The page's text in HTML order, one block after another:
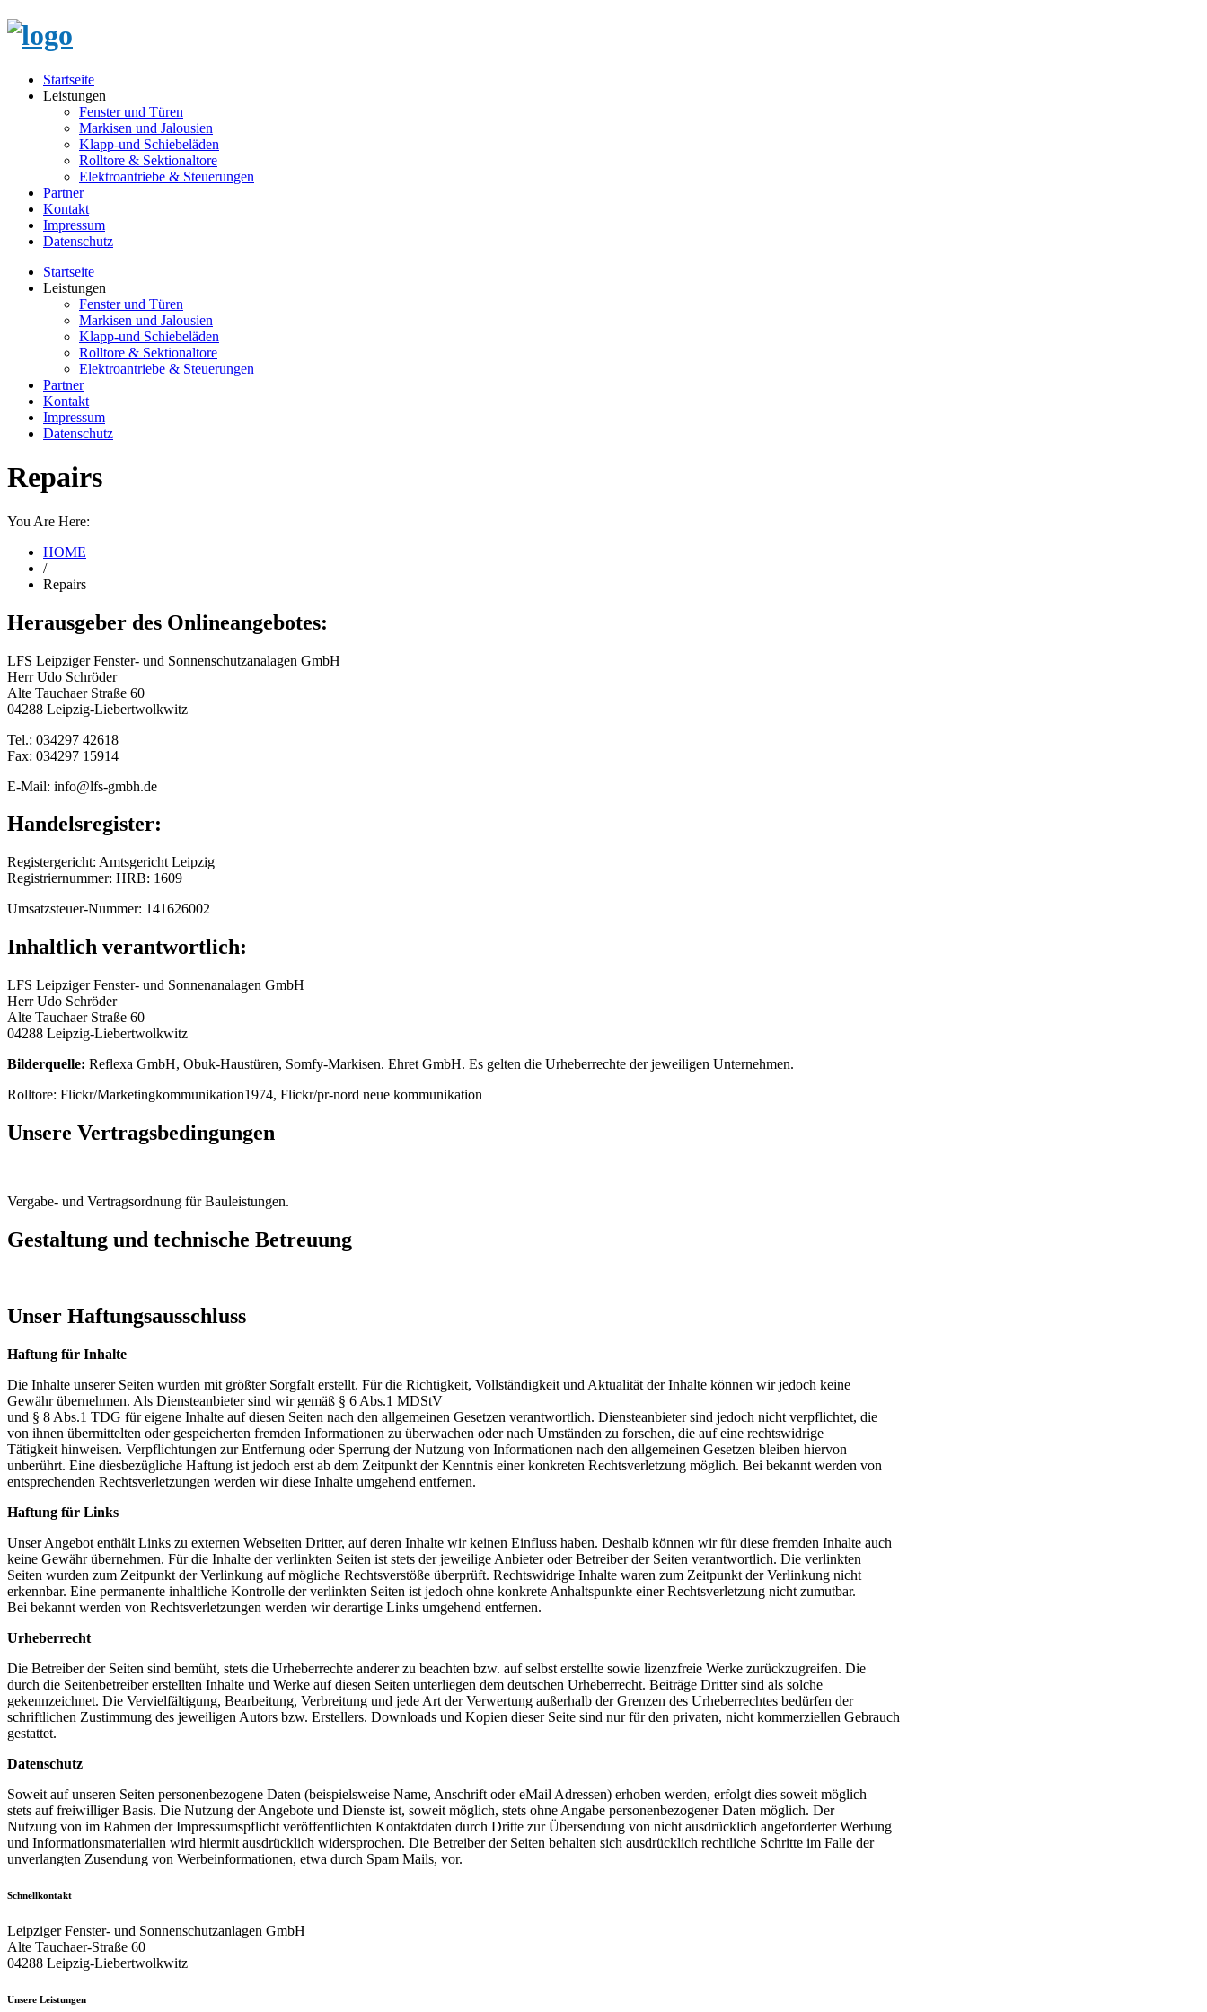
Startseite
Leistungen
Fenster und Türen
Markisen und Jalousien
Klapp-und Schiebeläden
Rolltore & Sektionaltore
Elektroantriebe & Steuerungen
Partner
Kontakt
Impressum
Datenschutz
Startseite
Leistungen
Fenster und Türen
Markisen und Jalousien
Klapp-und Schiebeläden
Rolltore & Sektionaltore
Elektroantriebe & Steuerungen
Partner
Kontakt
Impressum
Datenschutz
Repairs
You Are Here:
HOME
/
Repairs
Herausgeber des Onlineangebotes:
LFS Leipziger Fenster- und Sonnenschutzanalagen GmbH
Herr Udo Schröder
Alte Tauchaer Straße 60
04288 Leipzig-Liebertwolkwitz
Tel.: 034297 42618
Fax: 034297 15914
E-Mail: info@lfs-gmbh.de
Handelsregister:
Registergericht: Amtsgericht Leipzig
Registriernummer: HRB: 1609
Umsatzsteuer-Nummer: 141626002
Inhaltlich verantwortlich:
LFS Leipziger Fenster- und Sonnenanalagen GmbH
Herr Udo Schröder
Alte Tauchaer Straße 60
04288 Leipzig-Liebertwolkwitz
Bilderquelle: Reflexa GmbH, Obuk-Haustüren, Somfy-Markisen. Ehret GmbH. Es gelten die Urheberrechte der jeweiligen Unternehmen.
Rolltore: Flickr/Marketingkommunikation1974, Flickr/pr-nord neue kommunikation
Unsere Vertragsbedingungen
Vergabe- und Vertragsordnung für Bauleistungen.
Gestaltung und technische Betreuung
Unser Haftungsausschluss
Haftung für Inhalte
Die Inhalte unserer Seiten wurden mit größter Sorgfalt erstellt. Für die Richtigkeit, Vollständigkeit und Aktualität der Inhalte können wir jedoch keine
Gewähr übernehmen. Als Diensteanbieter sind wir gemäß § 6 Abs.1 MDStV
und § 8 Abs.1 TDG für eigene Inhalte auf diesen Seiten nach den allgemeinen Gesetzen verantwortlich. Diensteanbieter sind jedoch nicht verpflichtet, die
von ihnen übermittelten oder gespeicherten fremden Informationen zu überwachen oder nach Umständen zu forschen, die auf eine rechtswidrige
Tätigkeit hinweisen. Verpflichtungen zur Entfernung oder Sperrung der Nutzung von Informationen nach den allgemeinen Gesetzen bleiben hiervon
unberührt. Eine diesbezügliche Haftung ist jedoch erst ab dem Zeitpunkt der Kenntnis einer konkreten Rechtsverletzung möglich. Bei bekannt werden von
entsprechenden Rechtsverletzungen werden wir diese Inhalte umgehend entfernen.
Haftung für Links
Unser Angebot enthält Links zu externen Webseiten Dritter, auf deren Inhalte wir keinen Einfluss haben. Deshalb können wir für diese fremden Inhalte auch
keine Gewähr übernehmen. Für die Inhalte der verlinkten Seiten ist stets der jeweilige Anbieter oder Betreiber der Seiten verantwortlich. Die verlinkten
Seiten wurden zum Zeitpunkt der Verlinkung auf mögliche Rechtsverstöße überprüft. Rechtswidrige Inhalte waren zum Zeitpunkt der Verlinkung nicht
erkennbar. Eine permanente inhaltliche Kontrolle der verlinkten Seiten ist jedoch ohne konkrete Anhaltspunkte einer Rechtsverletzung nicht zumutbar.
Bei bekannt werden von Rechtsverletzungen werden wir derartige Links umgehend entfernen.
Urheberrecht
Die Betreiber der Seiten sind bemüht, stets die Urheberrechte anderer zu beachten bzw. auf selbst erstellte sowie lizenzfreie Werke zurückzugreifen. Die
durch die Seitenbetreiber erstellten Inhalte und Werke auf diesen Seiten unterliegen dem deutschen Urheberrecht. Beiträge Dritter sind als solche
gekennzeichnet. Die Vervielfältigung, Bearbeitung, Verbreitung und jede Art der Verwertung außerhalb der Grenzen des Urheberrechtes bedürfen der
schriftlichen Zustimmung des jeweiligen Autors bzw. Erstellers. Downloads und Kopien dieser Seite sind nur für den privaten, nicht kommerziellen Gebrauch
gestattet.
Datenschutz
Soweit auf unseren Seiten personenbezogene Daten (beispielsweise Name, Anschrift oder eMail Adressen) erhoben werden, erfolgt dies soweit möglich
stets auf freiwilliger Basis. Die Nutzung der Angebote und Dienste ist, soweit möglich, stets ohne Angabe personenbezogener Daten möglich. Der
Nutzung von im Rahmen der Impressumspflicht veröffentlichten Kontaktdaten durch Dritte zur Übersendung von nicht ausdrücklich angeforderter Werbung
und Informationsmaterialien wird hiermit ausdrücklich widersprochen. Die Betreiber der Seiten behalten sich ausdrücklich rechtliche Schritte im Falle der
unverlangten Zusendung von Werbeinformationen, etwa durch Spam Mails, vor.
Schnellkontakt
Leipziger Fenster- und Sonnenschutzanlagen GmbH
Alte Tauchaer-Straße 60
04288 Leipzig-Liebertwolkwitz
Unsere Leistungen